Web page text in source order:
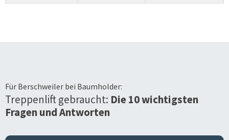
Für Berschweiler bei Baumholder:
Treppenlift gebraucht: Die 10 wichtigsten
Fragen und Antworten